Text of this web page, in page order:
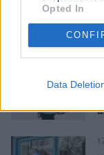
Opted In
Data